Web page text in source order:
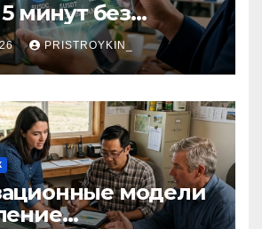
5 минут без
и участия
пополнением в
стейблкоине
PRISTROYKIN_
модели